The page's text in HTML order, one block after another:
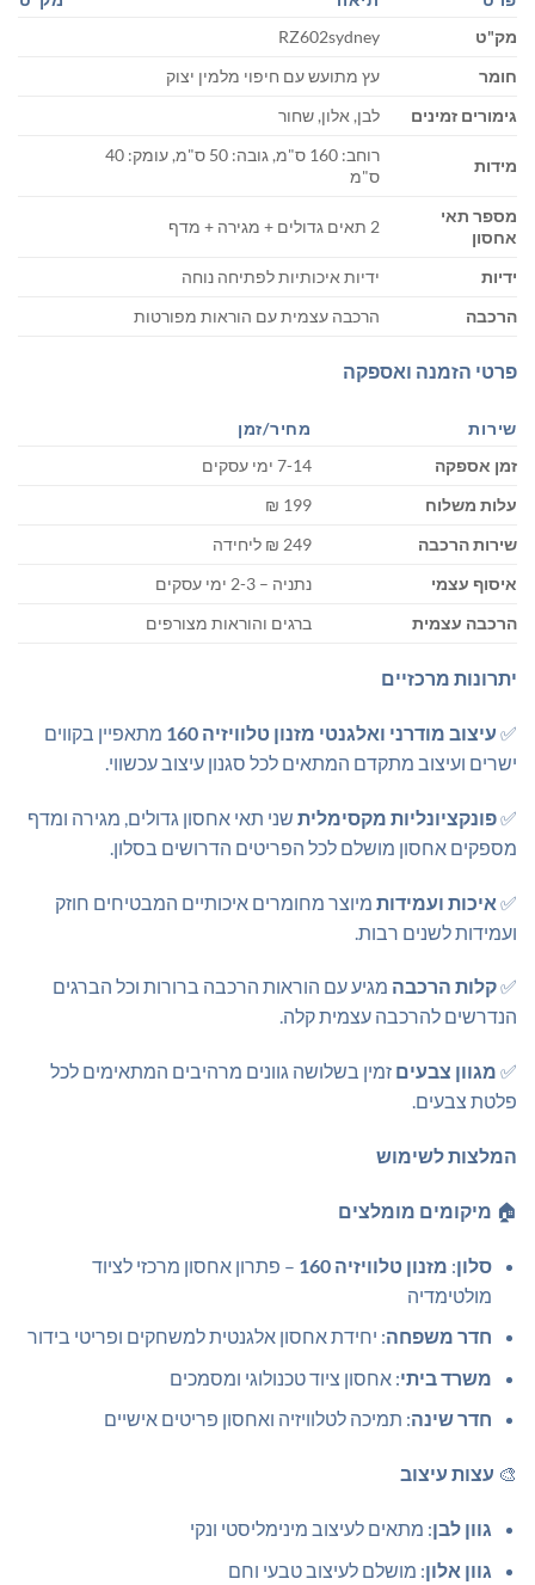
מק"ט
RZ602sydney
חומר
עץ מתועש עם חיפוי מלמין יצוק
גימורים זמינים
לבן, אלון, שחור
מידות
רוחב: 160 ס"מ, גובה: 50 ס"מ, עומק: 40
ס"מ
מספר תאי
אחסון
2 תאים גדולים + מגירה + מדף
ידיות
ידיות איכותיות לפתיחה נוחה
הרכבה
הרכבה עצמית עם הוראות מפורטות
פרטי הזמנה ואספקה
שירות
מחיר/זמן
זמן אספקה
7-14 ימי עסקים
עלות משלוח
199 ₪
שירות הרכבה
249 ₪ ליחידה
איסוף עצמי
נתניה – 2-3 ימי עסקים
הרכבה עצמית
ברגים והוראות מצורפים
יתרונות מרכזיים
✅ עיצוב מודרני ואלגנטי מזנון טלוויזיה 160
מתאפיין בקווים
ישרים ועיצוב מתקדם המתאים לכל סגנון עיצוב עכשווי.
✅פונקציונליות מקסימלית שני תאי אחסון גדולים, מגירה ומדף
מספקים אחסון מושלם לכל הפריטים הדרושים בסלון.
✅ איכות ועמידות מיוצר מחומרים איכותיים המבטיחים חוזק
ועמידות לשנים רבות.
✅קלות הרכבה מגיע עם הוראות הרכבה ברורות וכל הברגים
הנדרשים להרכבה עצמית קלה.
✅ מגוון צבעים זמין בשלושה גוונים מרהיבים המתאימים לכל
פלטת צבעים.
המלצות לשימוש
🏠 מיקומים מומלצים
סלון: מזנון טלוויזיה 160
– פתרון אחסון מרכזי לציוד
מולטימדיה
חדר משפחה: יחידת אחסון אלגנטית למשחקים ופריטי בידור
משרד ביתי: אחסון ציוד טכנולוגי ומסמכים
חדר שינה: תמיכה לטלוויזיה ואחסון פריטים אישיים
🎨 עצות עיצוב
גוון לבן: מתאים לעיצוב מינימליסטי ונקי
גוון אלון: מושלם לעיצוב טבעי וחם